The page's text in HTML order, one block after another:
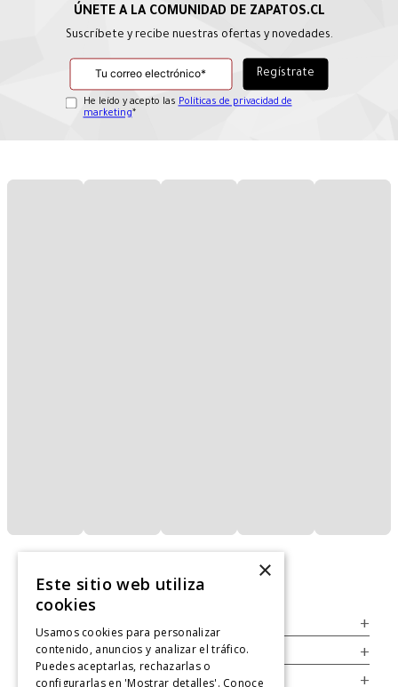
Suscríbete y recibe nuestras ofertas y novedades.
He leído y acepto las Políticas de privacidad de
marketing*
+
Legal +
Cuenta +
×
Este sitio web utiliza
cookies
Usamos cookies para personalizar
contenido, anuncios y analizar el tráfico.
Puedes aceptarlas, rechazarlas o
configurarlas en 'Mostrar detalles'. Conoce